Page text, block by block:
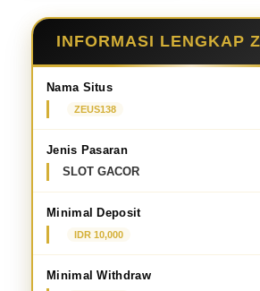
INFORMASI LENGKAP
Nama Situs
ZEUS138
Jenis Pasaran
SLOT GACOR
Minimal Deposit
IDR 10,000
Minimal Withdraw